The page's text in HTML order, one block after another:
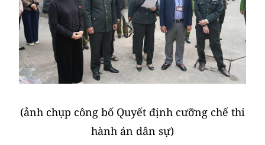
(ảnh chụp công bố Quyết định cưỡng chế thi
hành án dân sự)